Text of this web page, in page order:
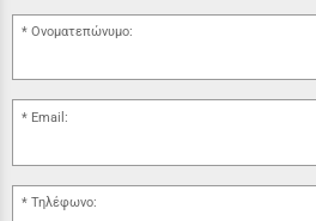
Ονοματεπώνυμο:
Email:
Τηλέφωνο: